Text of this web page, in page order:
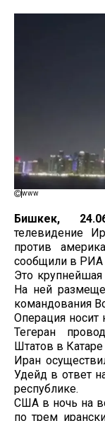
www
Бишкек,
телевидение
против
сообщили в РИА
Это
На ней
командования
Операция носит
Тегеран
Штатов в Катаре
Иран
Удейд в ответ
республике.
США в ночь на
по трем